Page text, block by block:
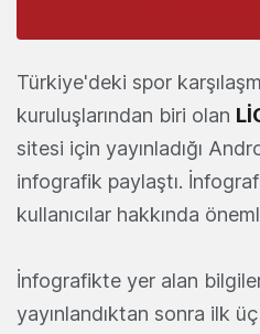
Türkiye'deki spor
kuruluşlarından biri olan
sitesi için yayınladığı
infografik paylaştı.
kullanıcılar hakkında
İnfografikte yer alan
yayınlandıktan sonra ilk